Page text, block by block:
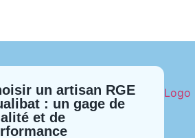
un artisan RGE
: un gage de
et de